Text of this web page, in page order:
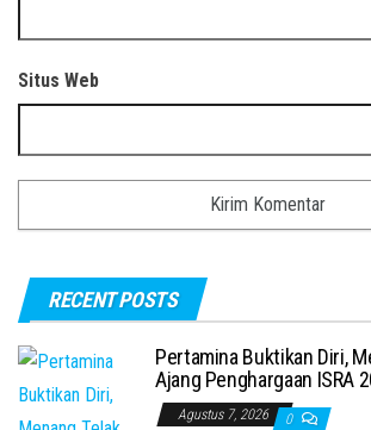
Situs Web
RECENT POSTS
Pertamina Buktikan Diri,
Ajang Penghargaan ISRA
Agustus 7, 2026 0